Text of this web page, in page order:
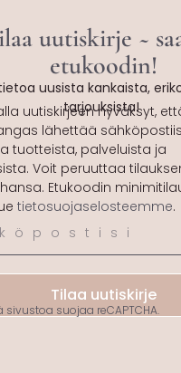
uutiskirje ~
etukoodin!
uusista kankaista,
tarjouksista!
uutiskirjeen hyväksyt,
lähettää
tuotteista, palveluista ja
Voit peruuttaa
Etukoodin
tietosuojaselosteemme.
Tilaa uutiskirje
sivustoa suojaa reCAPTCHA.